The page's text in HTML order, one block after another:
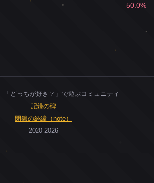
50.0%
「どっちが好き？」で遊ぶコミュニティ
記録の碑
閉鎖の経緯（note）
2020-2026